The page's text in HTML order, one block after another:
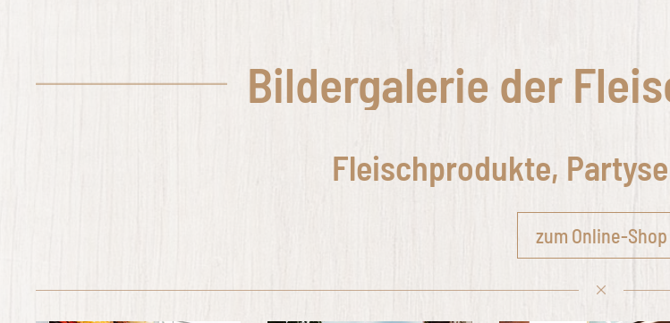
Bildergalerie der
Fleischprodukte,
zum Online-Shop